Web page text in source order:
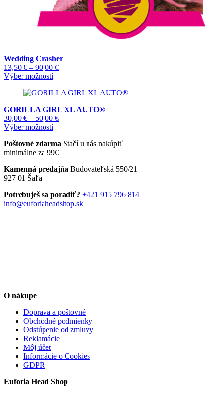
Wedding Crasher
13,50 € – 90,00 €Price
through
Výber možnostíTento
má
variantov.
Možnosti
si
vybrať
na
produktu.
GORILLA GIRL XL AUTO®
30,00 € – 50,00 €Price
through
50,00 €
Výber možnostíTento
má
viacero
Možnosti
vybrať
na
Poštovné zdarma Stačí u nás nakúpiť
minimálne za 99€
Kamenná predajňa Budovateľská 550/21
927 01 Šaľa
Potrebuješ sa poradiť? +421 915 796 814
info@euforiaheadshop.sk
O nákupe
Doprava a poštovné
Obchodné podmienky
Odstúpenie od zmluvy
Reklamácie
Môj účet
Informácie o Cookies
GDPR
Euforia Head Shop